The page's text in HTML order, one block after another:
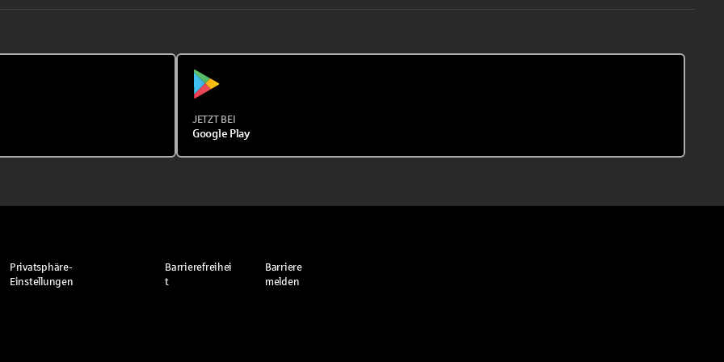
JETZT BEI
Google Play
Privatsphäre-
Einstellungen
Barrierefreihei
t
Barriere
melden